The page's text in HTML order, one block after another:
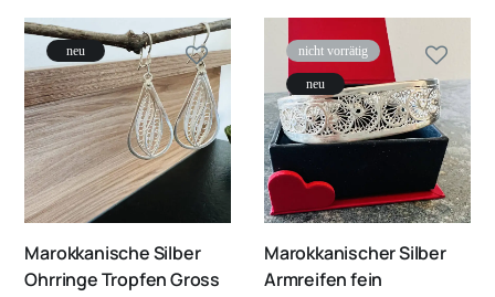
neu
Marokkanische Silber
Ohrringe Tropfen Gross
nicht vorrätig
neu
Marokkanischer Silber
Armreifen fein